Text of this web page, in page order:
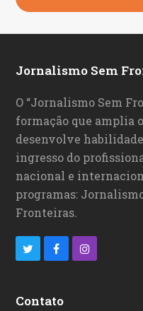
Jornalismo Sem
O “Jornalismo Sem
formação que amplia
desenvolve
ingresso do
nacional e
programas:
Fronteiras.
i
c
I
Contato